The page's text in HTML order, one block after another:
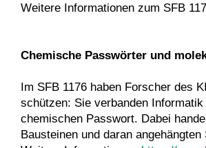
Weitere Informationen zum SFB
Chemische Passwörter und
Im SFB 1176 haben Forscher des
schützen: Sie verbanden
chemischen Passwort. Dabei
Bausteinen und daran